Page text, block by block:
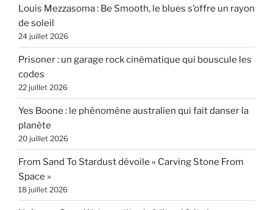
Louis Mezzasoma : Be Smooth, le blues s’offre un rayon
de soleil
24 juillet 2026
Prisoner : un garage rock cinématique qui bouscule les
codes
22 juillet 2026
Yes Boone : le phénomène australien qui fait danser la
planète
20 juillet 2026
From Sand To Stardust dévoile « Carving Stone From
Space »
18 juillet 2026